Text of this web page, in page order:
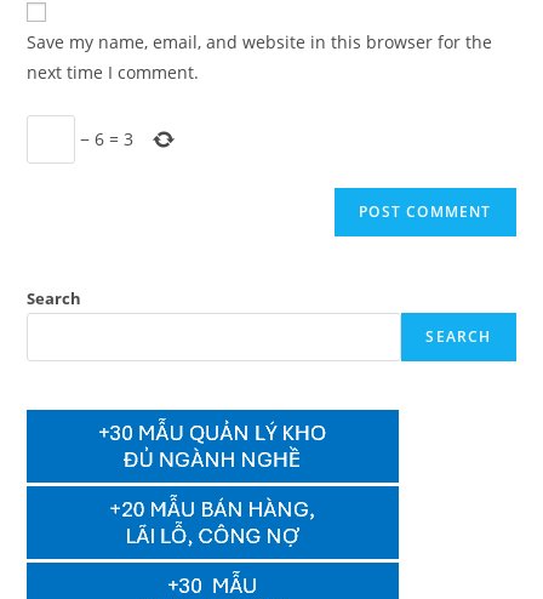
comment
URL
(optional)
Save my name, email, and website in this browser for the
next time I comment.
−6 =3
Search
SEARCH